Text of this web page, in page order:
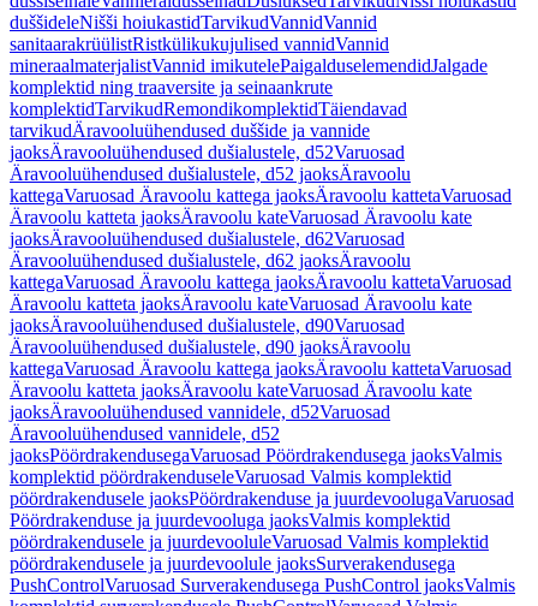
duššideleNišši hoiukastidTarvikudVannidVannid
sanitaarakrüülistRistkülikukujulised vannidVannid
mineraalmaterjalistVannid imikutelePaigalduselemendidJalgade
komplektid ning traaversite ja seinaankrute
komplektidTarvikudRemondikomplektidTäiendavad
tarvikudÄravooluühendused duššide ja vannide
jaoksÄravooluühendused dušialustele, d52Varuosad
Äravooluühendused dušialustele, d52 jaoksÄravoolu
kattegaVaruosad Äravoolu kattega jaoksÄravoolu kattetaVaruosad
Äravoolu katteta jaoksÄravoolu kateVaruosad Äravoolu kate
jaoksÄravooluühendused dušialustele, d62Varuosad
Äravooluühendused dušialustele, d62 jaoksÄravoolu
kattegaVaruosad Äravoolu kattega jaoksÄravoolu kattetaVaruosad
Äravoolu katteta jaoksÄravoolu kateVaruosad Äravoolu kate
jaoksÄravooluühendused dušialustele, d90Varuosad
Äravooluühendused dušialustele, d90 jaoksÄravoolu
kattegaVaruosad Äravoolu kattega jaoksÄravoolu kattetaVaruosad
Äravoolu katteta jaoksÄravoolu kateVaruosad Äravoolu kate
jaoksÄravooluühendused vannidele, d52Varuosad
Äravooluühendused vannidele, d52
jaoksPöördrakendusegaVaruosad Pöördrakendusega jaoksValmis
komplektid pöördrakenduseleVaruosad Valmis komplektid
pöördrakendusele jaoksPöördrakenduse ja juurdevoolugaVaruosad
Pöördrakenduse ja juurdevooluga jaoksValmis komplektid
pöördrakendusele ja juurdevooluleVaruosad Valmis komplektid
pöördrakendusele ja juurdevoolule jaoksSurverakendusega
PushControlVaruosad Surverakendusega PushControl jaoksValmis